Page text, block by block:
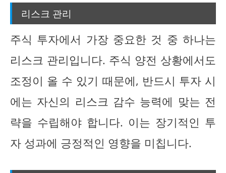
리스크 관리
주식 투자에서 가장 중요한 것 중 하나는
리스크 관리입니다. 주식 양전 상황에서도
조정이 올 수 있기 때문에, 반드시 투자 시
에는 자신의 리스크 감수 능력에 맞는 전
략을 수립해야 합니다. 이는 장기적인 투
자 성과에 긍정적인 영향을 미칩니다.